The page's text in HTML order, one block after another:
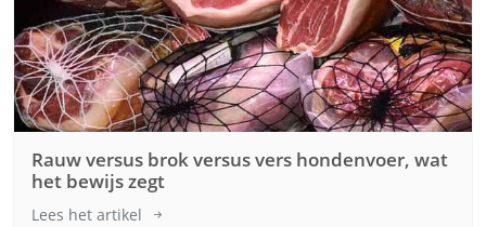
Rauw versus brok versus vers hondenvoer, wat
het bewijs zegt
Lees het artikel